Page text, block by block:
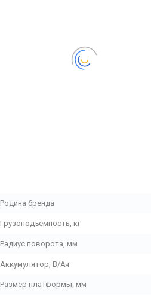
Родина бренда
Грузоподъемность, кг
Радиус поворота, мм
Аккумулятор, В/Ач
Размер платформы, мм